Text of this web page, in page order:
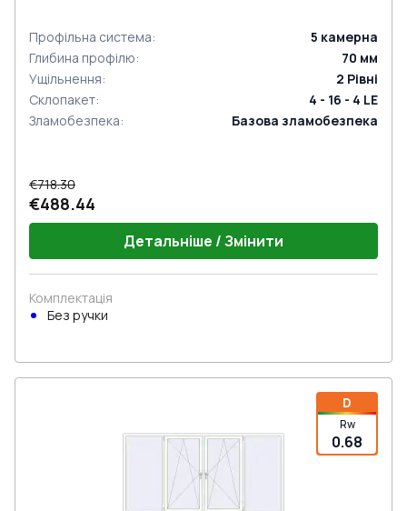
Профільна система: 5 камерна
Глибина профілю: 70 мм
Ущільнення: 2 Рівні
Склопакет:
4 - 16 - 4 LE
Зламобезпека: Базова зламобезпека
€718.30
€488.44
Детальніше / Змінити
Комплектація
Без ручки
D
Rw
0.68